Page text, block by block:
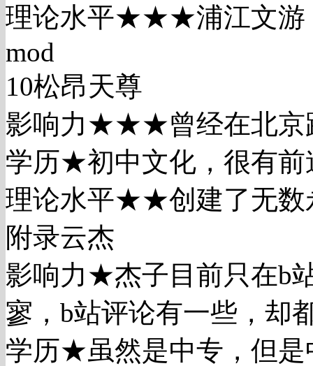
理论水平★★★浦江文游
mod
10松昂天尊
影响力★★★曾经在北京
学历★初中文化，很有前
理论水平★★创建了无数
附录云杰
影响力★杰子目前只在b
寥，b站评论有一些，却
学历★虽然是中专，但是